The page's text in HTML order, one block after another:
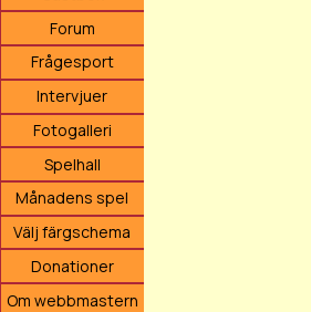
Forum
Frågesport
Intervjuer
Fotogalleri
Spelhall
Månadens spel
Välj färgschema
Donationer
Om webbmastern